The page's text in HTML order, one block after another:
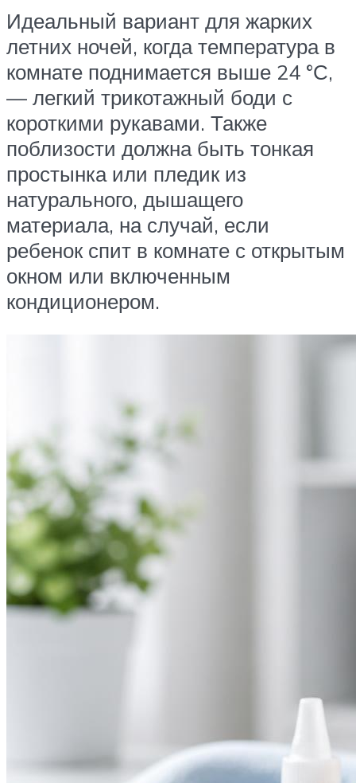
Идеальный вариант для жарких
летних ночей, когда температура в
комнате поднимается выше 24 °С,
— легкий трикотажный боди с
короткими рукавами. Также
поблизости должна быть тонкая
простынка или пледик из
натурального, дышащего
материала, на случай, если
ребенок спит в комнате с открытым
окном или включенным
кондиционером.